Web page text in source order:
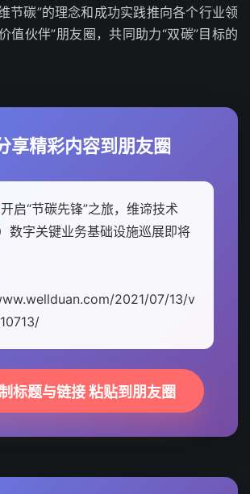
节碳”的理念和成功实践推向各个行业领
值伙伴”朋友圈，共同助力“双碳”目标的
享精彩内容到朋友圈
开启“节碳先锋”之旅，维谛技术
数字关键业务基础设施巡展即将
2021/07/13/v
标题与链接 粘贴到朋友圈